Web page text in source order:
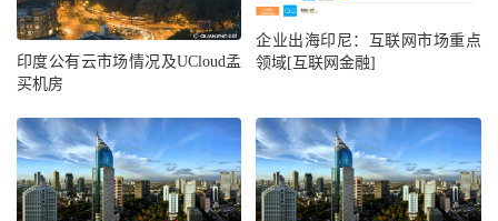
印度公有云市场情况及UCloud孟
买机房
企业出海印尼：互联网市场重点
领域[互联网金融]